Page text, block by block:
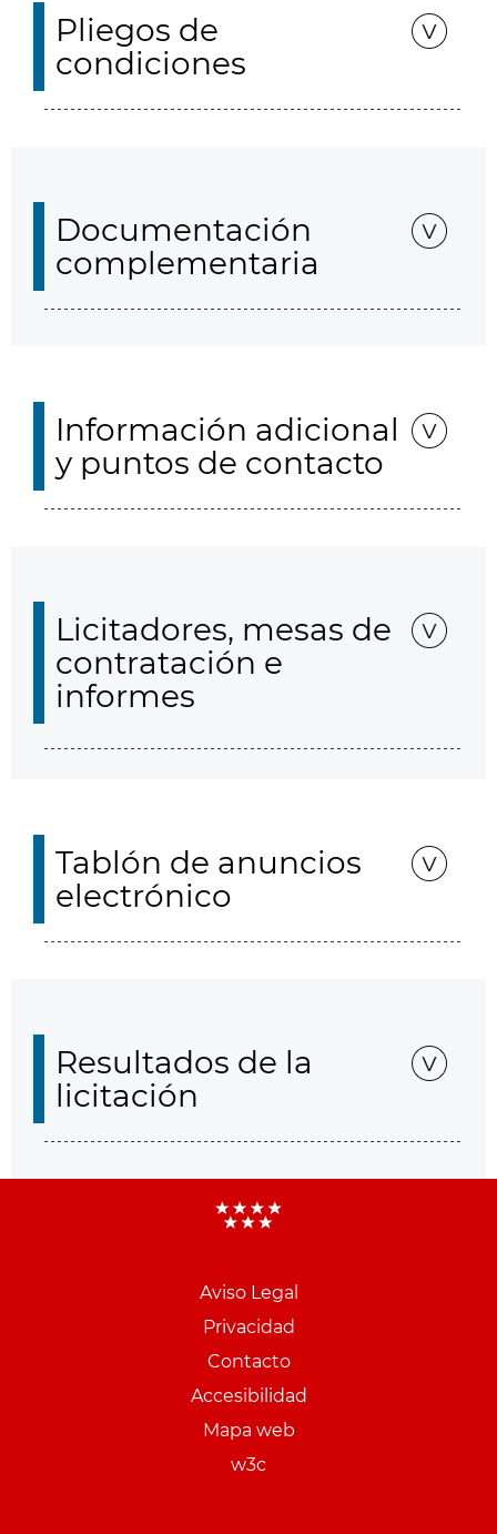
Pliegos de
condiciones
Documentación
complementaria
Información adicional
y puntos de contacto
Licitadores, mesas de
contratación e
informes
Tablón de anuncios
electrónico
Resultados de la
licitación
Aviso Legal
Privacidad
Contacto
Accesibilidad
Mapa web
w3c